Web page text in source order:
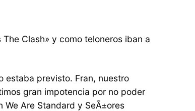
Clash» y como teloneros iban a
estaba previsto. Fran, nuestro
gran impotencia por no poder
Are Standard y SeÃ±ores